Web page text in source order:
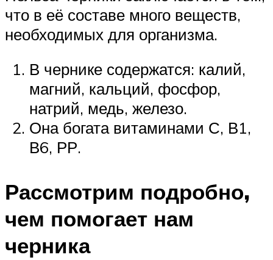
что в её составе много веществ,
необходимых для организма.
В чернике содержатся: калий,
магний, кальций, фосфор,
натрий, медь, железо.
Она богата витаминами С, В1,
В6, РР.
Рассмотрим подробно,
чем помогает нам
черника